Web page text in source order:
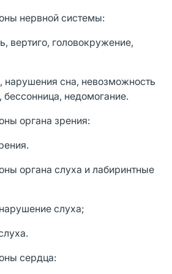
нервной системы:
вертиго, головокружение,
нарушения сна, невозможность
бессонница, недомогание.
органа зрения:
органа слуха и лабиринтные
слуха;
сердца: